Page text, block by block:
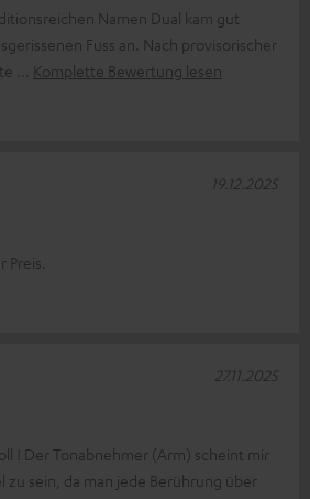
Namen Dual kam gut
Fuss an. Nach provisorischer
Komplette Bewertung lesen
Preis.
19.12.2025
! Der Tonabnehmer (Arm) scheint mir
zu sein, da man jede Berührung über
27.11.2025